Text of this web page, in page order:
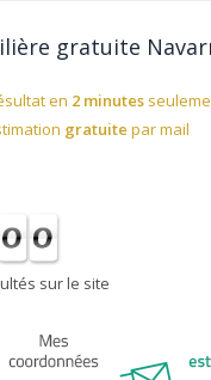
gratuite
en 2 minutes
gratuite par mail
sur le site